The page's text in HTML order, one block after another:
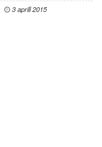
3 aprill 2015